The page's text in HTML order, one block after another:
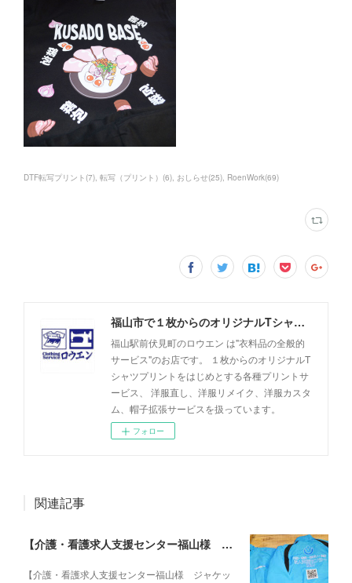
DTF転写プリント (7) 転写（プリント） (6) おしらせ(25) RoenWork(69)
福山市で１枚からのオリジナルTシャツプリント・洋服直しのことなら【ロウエン - ROEN】
福山駅前伏見町のロウエン は"衣料品の全般的
サービス"のお店です。 １枚からのオリジナルT
シャツプリントをはじめとする各種プリントサ
ービス、 洋服直し、洋服リメイク、洋服カスタ
ム、帽子拡張サービスを扱っています。
フォロー
関連記事
【介護・看護求人支援センター福山様 ジャケット】
【介護・看護求人支援センター福山様 ジャケッ